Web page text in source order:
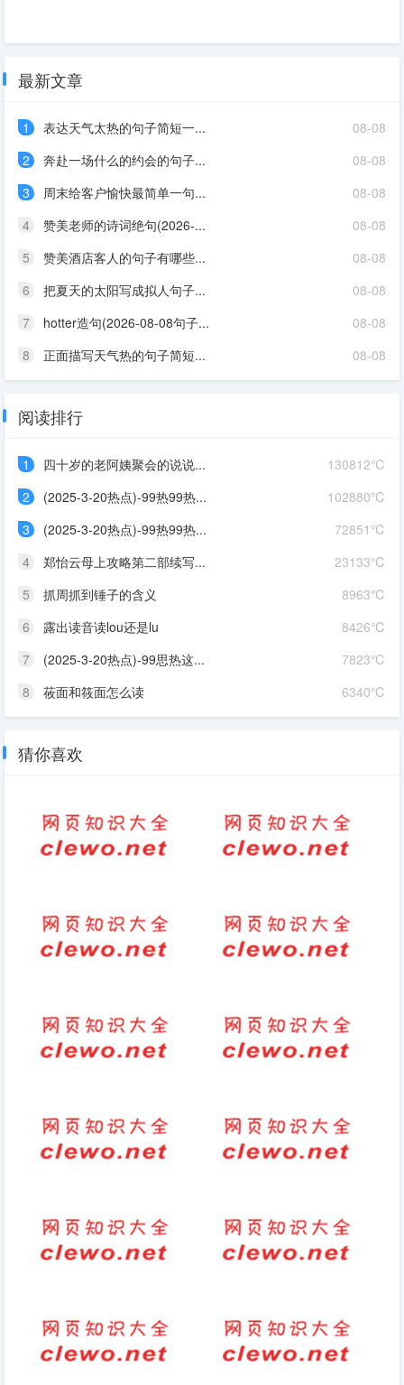
最新文章
08-08
1
表达天气太热的句子简短一...
08-08
2
奔赴一场什么的约会的句子...
08-08
3
周末给客户愉快最简单一句...
08-08
4
赞美老师的诗词绝句(2026-...
08-08
5
赞美酒店客人的句子有哪些...
08-08
6
把夏天的太阳写成拟人句子...
08-08
7
hotter造句(2026-08-08句子...
08-08
8 正面描写天气热的句子简短...
阅读排行
130812℃
1
四十岁的老阿姨聚会的说说...
102880℃
2
(2025-3-20热点)-99热99热...
72851℃
3
(2025-3-20热点)-99热99热...
23133℃
4
郑怡云母上攻略第二部续写...
8963℃
5
抓周抓到锤子的含义
8426℃
6
露出读音读lou还是lu
7823℃
7
(2025-3-20热点)-99思热这...
6340℃
8 莜面和筱面怎么读
猜你喜欢
娃？)